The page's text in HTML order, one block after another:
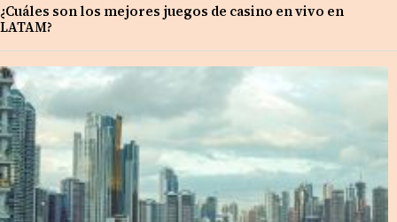
¿Cuáles son los mejores juegos de casino en vivo en
LATAM?